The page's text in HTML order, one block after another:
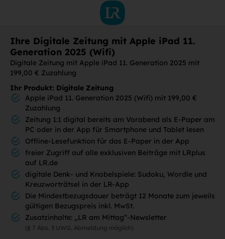
Ihre Digitale Zeitung mit Apple iPad 11.
Generation 2025 (Wifi)
Digitale Zeitung mit Apple iPad 11. Generation 2025 mit
199,00 € Zuzahlung
Ihr Produkt: Digitale Zeitung
Apple iPad 11. Generation 2025 (Wifi) mit 199,00 €
Zuzahlung
Zeitung 1:1 digital bereits am Vorabend als E-Paper am
PC oder in der App für Smartphone und Tablet lesen
Offline-Lesefunktion für das E-Paper in der App
freier Zugriff auf alle exklusiven Beiträge mit LRplus
auf LR.de
digitale Denk- und Knobelspiele: Sudoku, Wordle und
Kreuzworträtsel in der LR-App
Die Mindestbezugsdauer beträgt 12 Monate zum jeweils
gültigen Bezugspreis inkl. MwSt.
Zusatzinhalte: „LR am Mittag“-Newsletter
(§ 7 Abs. 3 UWG, Abmeldung möglich)